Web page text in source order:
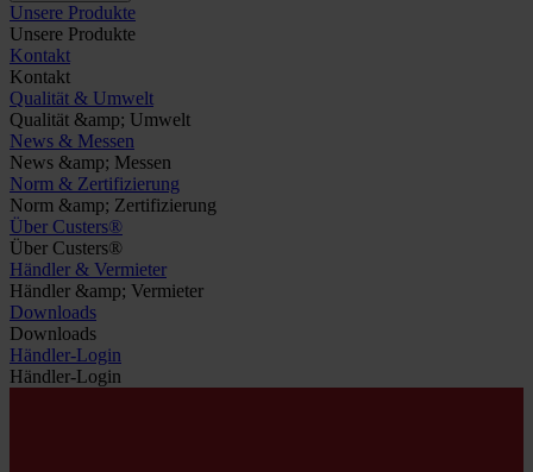
Unsere Produkte
Unsere Produkte
Kontakt
Kontakt
Qualität & Umwelt
Qualität &amp; Umwelt
News & Messen
News &amp; Messen
Norm & Zertifizierung
Norm &amp; Zertifizierung
Über Custers®
Über Custers®
Händler & Vermieter
Händler &amp; Vermieter
Downloads
Downloads
Händler-Login
Händler-Login